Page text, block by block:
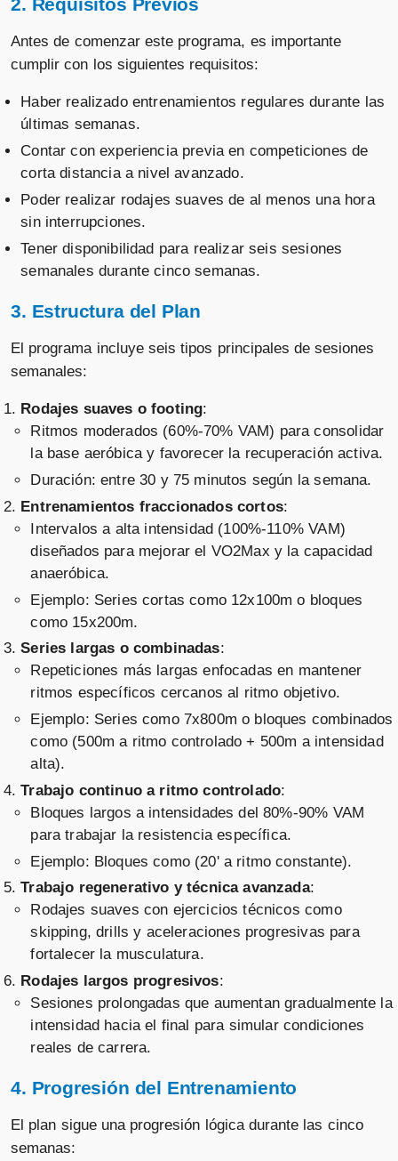
Antes de comenzar este programa, es importante
cumplir con los siguientes requisitos:
Haber realizado entrenamientos regulares durante las
últimas semanas.
Contar con experiencia previa en competiciones de
corta distancia a nivel avanzado.
Poder realizar rodajes suaves de al menos una hora
sin interrupciones.
Tener disponibilidad para realizar seis sesiones
semanales durante cinco semanas.
3. Estructura del Plan
El programa incluye seis tipos principales de sesiones
semanales:
Rodajes suaves o footing:
Ritmos moderados (60%-70% VAM) para consolidar
la base aeróbica y favorecer la recuperación activa.
Duración: entre 30 y 75 minutos según la semana.
Entrenamientos fraccionados cortos:
Intervalos a alta intensidad (100%-110% VAM)
diseñados para mejorar el VO2Max y la capacidad
anaeróbica.
Ejemplo: Series cortas como 12x100m o bloques
como 15x200m.
Series largas o combinadas:
Repeticiones más largas enfocadas en mantener
ritmos específicos cercanos al ritmo objetivo.
Ejemplo: Series como 7x800m o bloques combinados
como (500m a ritmo controlado + 500m a intensidad
alta).
Trabajo continuo a ritmo controlado:
Bloques largos a intensidades del 80%-90% VAM
para trabajar la resistencia específica.
Ejemplo: Bloques como (20' a ritmo constante).
Trabajo regenerativo y técnica avanzada:
Rodajes suaves con ejercicios técnicos como
skipping, drills y aceleraciones progresivas para
fortalecer la musculatura.
Rodajes largos progresivos:
Sesiones prolongadas que aumentan gradualmente la
intensidad hacia el final para simular condiciones
reales de carrera.
4. Progresión del Entrenamiento
El plan sigue una progresión lógica durante las cinco
semanas: